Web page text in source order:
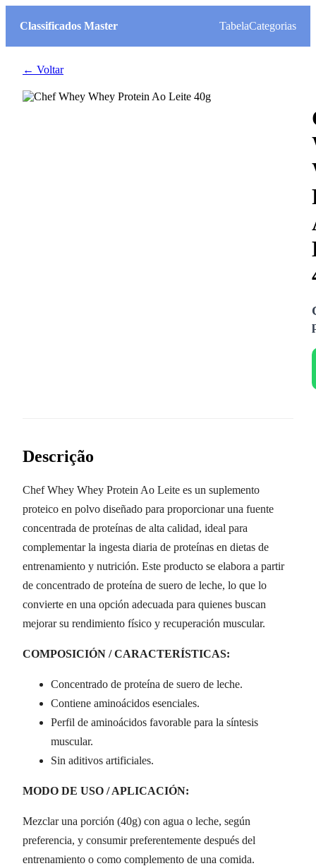
Classificados Master TabelaCategorias
← Voltar
Descrição
Chef Whey Whey Protein Ao Leite es un suplemento
proteico en polvo diseñado para proporcionar una fuente
concentrada de proteínas de alta calidad, ideal para
complementar la ingesta diaria de proteínas en dietas de
entrenamiento y nutrición. Este producto se elabora a partir
de concentrado de proteína de suero de leche, lo que lo
convierte en una opción adecuada para quienes buscan
mejorar su rendimiento físico y recuperación muscular.
COMPOSICIÓN / CARACTERÍSTICAS:
Concentrado de proteína de suero de leche.
Contiene aminoácidos esenciales.
Perfil de aminoácidos favorable para la síntesis
muscular.
Sin aditivos artificiales.
MODO DE USO / APLICACIÓN:
Mezclar una porción (40g) con agua o leche, según
preferencia, y consumir preferentemente después del
entrenamiento o como complemento de una comida.